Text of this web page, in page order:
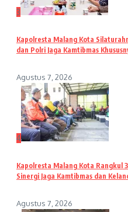
3
Kapolresta Malang Kota
dan Polri Jaga Kamtibmas
Agustus 7, 2026
4
Kapolresta Malang Kota Rangkul
Sinergi Jaga Kamtibmas dan
Agustus 7, 2026